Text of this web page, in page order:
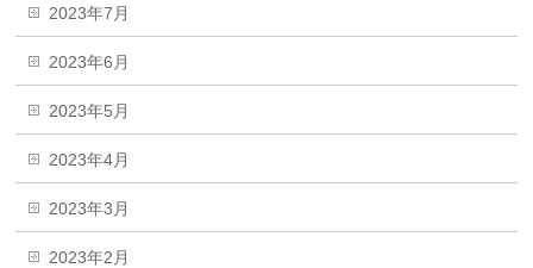
2023年7月
2023年6月
2023年5月
2023年4月
2023年3月
2023年2月